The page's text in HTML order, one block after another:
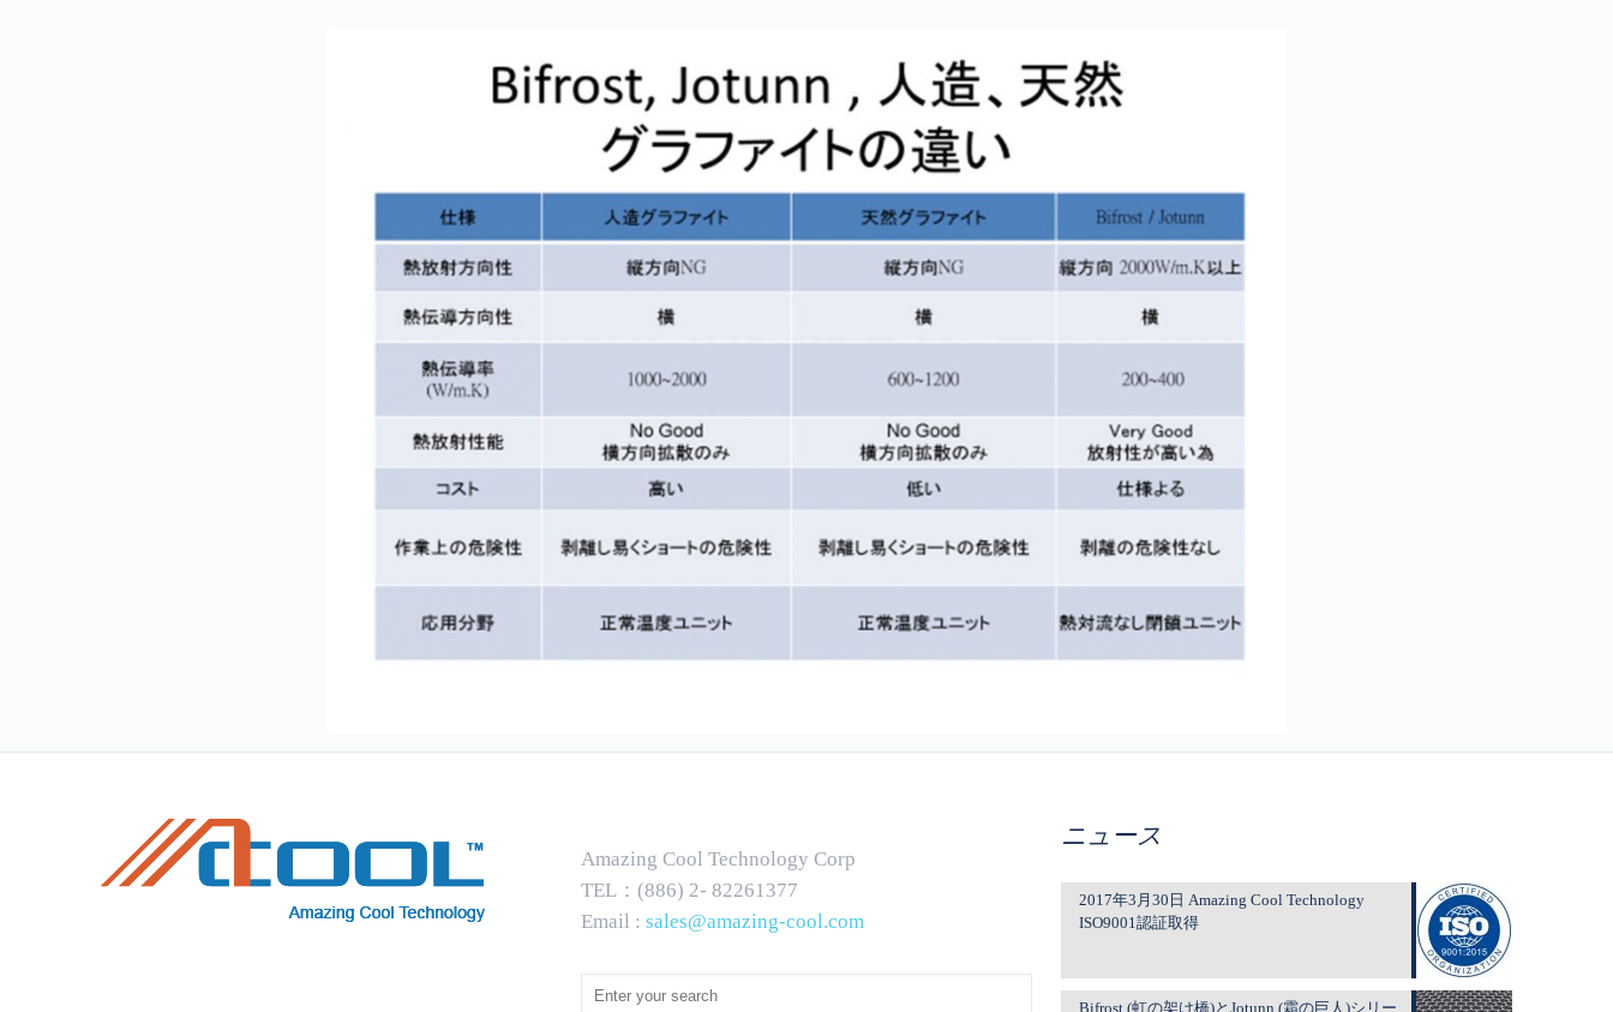
Amazing Cool Technology Corp
TEL：(886) 2- 82261377
Email : sales@amazing-cool.com
ニュース
2017年3月30日 Amazing Cool Technology
ISO9001認証取得
Bifrost (虹の架け橋)とJotunn (霜の巨人)シリー